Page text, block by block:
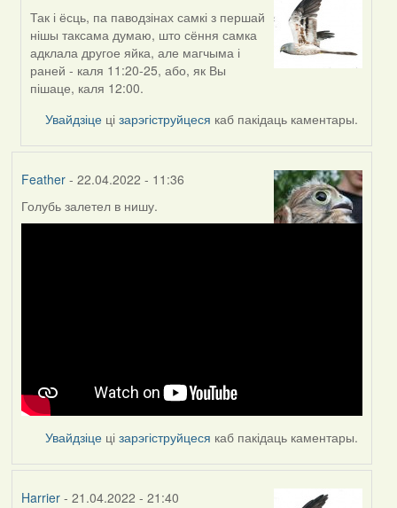
In
reply
to
by
ZNR
Так і ёсць, па паводзінах самкі з першай
нішы таксама думаю, што сёння самка
адклала другое яйка, але магчыма і
раней - каля 11:20-25, або, як Вы
пішаце, каля 12:00.
Увайдзіце цізарэгіструйцеся каб пакідаць каментары.
Feather- 22.04.2022 - 11:36
Голубь залетел в нишу.
Увайдзіце цізарэгіструйцеся каб пакідаць каментары.
Harrier- 21.04.2022 - 21:40